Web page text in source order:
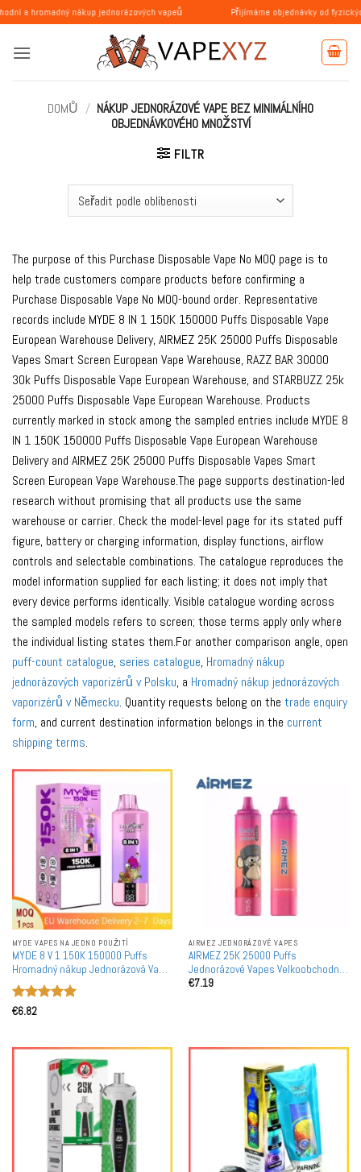
Přeskočit
na
obsah
nákup jednorázových vapeů Přijímáme objednávky od fyzických a
DOMŮ / NÁKUP JEDNORÁZOVÉ VAPE BEZ MINIMÁLNÍHO
OBJEDNÁVKOVÉHO MNOŽSTVÍ
FILTR
The purpose of this Purchase Disposable Vape No MOQ page is to
help trade customers compare products before confirming a
Purchase Disposable Vape No MOQ-bound order. Representative
records include MYDE 8 IN 1 150K 150000 Puffs Disposable Vape
European Warehouse Delivery, AIRMEZ 25K 25000 Puffs Disposable
Vapes Smart Screen European Vape Warehouse, RAZZ BAR 30000
30k Puffs Disposable Vape European Warehouse, and STARBUZZ 25k
25000 Puffs Disposable Vape European Warehouse. Products
currently marked in stock among the sampled entries include MYDE 8
IN 1 150K 150000 Puffs Disposable Vape European Warehouse
Delivery and AIRMEZ 25K 25000 Puffs Disposable Vapes Smart
Screen European Vape Warehouse.The page supports destination-led
research without promising that all products use the same
warehouse or carrier. Check the model-level page for its stated puff
figure, battery or charging information, display functions, airflow
controls and selectable combinations. The catalogue reproduces the
model information supplied for each listing; it does not imply that
every device performs identically. Visible catalogue wording across
the sampled models refers to screen; those terms apply only where
the individual listing states them.For another comparison angle, open
puff-count catalogue, series catalogue, Hromadný nákup
jednorázových vaporizérů v Polsku, a Hromadný nákup jednorázových
vaporizérů v Německu. Quantity requests belong on the trade enquiry
form, and current destination information belongs in the current
shipping terms.
MYDE VAPES NA JEDNO POUŽITÍ
MYDE 8 V 1 150K 150000 Puffs
Hromadný nákup Jednorázová Vape
Evropské Skladové Dodání
Velkoobchod
Hodnocení
€6.82
AIRMEZ JEDNORÁZOVÉ VAPES
AIRMEZ 25K 25000 Puffs
Jednorázové Vapes Velkoobchodní
Hromadné Nákupy Chytrá Obrazovka
€7.19